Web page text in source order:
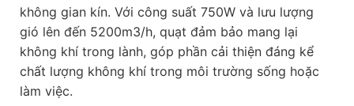
không gian kín. Với công suất 750W và lưu lượng
gió lên đến 5200m3/h, quạt đảm bảo mang lại
không khí trong lành, góp phần cải thiện đáng kể
chất lượng không khí trong môi trường sống hoặc
làm việc.